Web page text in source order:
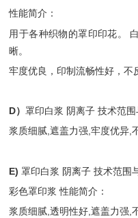
性能简介：
用于各种织物的罩印印花。
晰。
牢度优良，印制流畅性好，不
D）罩印白浆 阴离子 技术范围
浆质细腻,遮盖力强,牢度优异,
E) 罩印白浆 阴离子 技术范围
彩色罩印浆 性能简介：
浆质细腻,透明性好,遮盖力强,